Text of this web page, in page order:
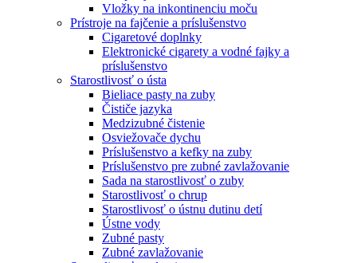
Vložky na inkontinenciu moču
Prístroje na fajčenie a príslušenstvo
Cigaretové doplnky
Elektronické cigarety a vodné fajky a
príslušenstvo
Starostlivosť o ústa
Bieliace pasty na zuby
Čističe jazyka
Medzizubné čistenie
Osviežovače dychu
Príslušenstvo a kefky na zuby
Príslušenstvo pre zubné zavlažovanie
Sada na starostlivosť o zuby
Starostlivosť o chrup
Starostlivosť o ústnu dutinu detí
Ústne vody
Zubné pasty
Zubné zavlažovanie